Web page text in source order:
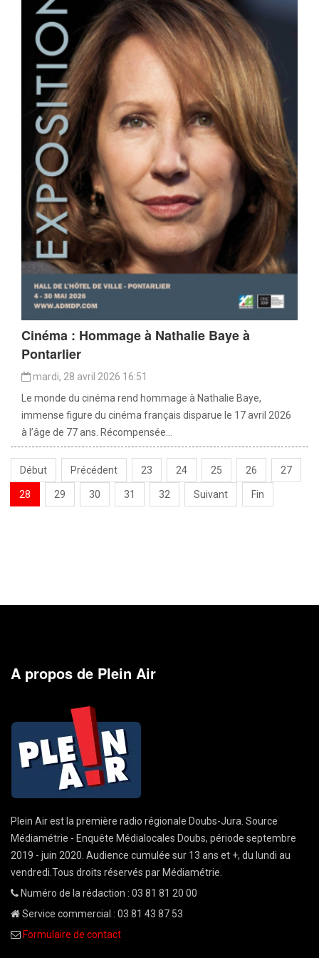
Cinéma : Hommage à Nathalie Baye à
Pontarlier
mardi, 28 avril 2026 16:51
Le monde du cinéma rend hommage à Nathalie Baye,
immense figure du cinéma français disparue le 17 avril 2026
à l’âge de 77 ans. Récompensée...
Début Précédent 23 24 25 26 27
28 29 30 31 32 Suivant Fin
A propos de Plein Air
Plein Air est la première radio régionale Doubs-Jura. Source
Médiamétrie - Enquête Médialocales Doubs, période septembre
2019 - juin 2020. Audience cumulée sur 13 ans et +, du lundi au
vendredi.Tous droits réservés par Médiamétrie.
Numéro de la rédaction : 03 81 81 20 00
Service commercial : 03 81 43 87 53
Formulaire de contact